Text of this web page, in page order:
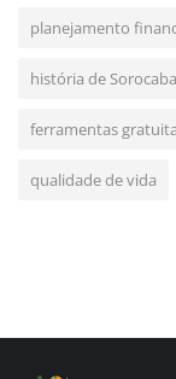
planejamento
história de Sorocaba
ferramentas
qualidade de vida